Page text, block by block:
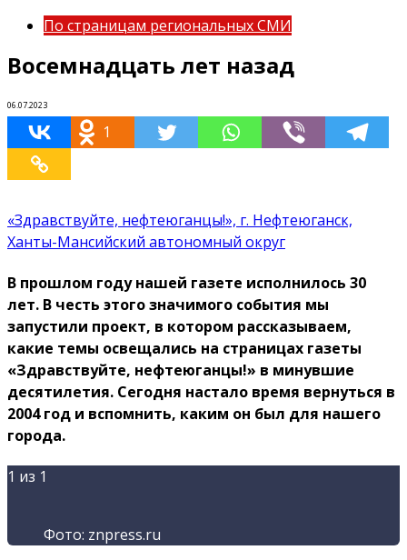
По страницам региональных СМИ
Восемнадцать лет назад
06.07.2023
1
«Здравствуйте, нефтеюганцы!», г. Нефтеюганск,
Ханты-Мансийский автономный округ
В прошлом году нашей газете исполнилось 30
лет. В честь этого значимого события мы
запустили проект, в котором рассказываем,
какие темы освещались на страницах газеты
«Здравствуйте, нефтеюганцы!» в минувшие
десятилетия. Сегодня настало время вернуться в
2004 год и вспомнить, каким он был для нашего
города.
1 из 1
Фото: znpress.ru